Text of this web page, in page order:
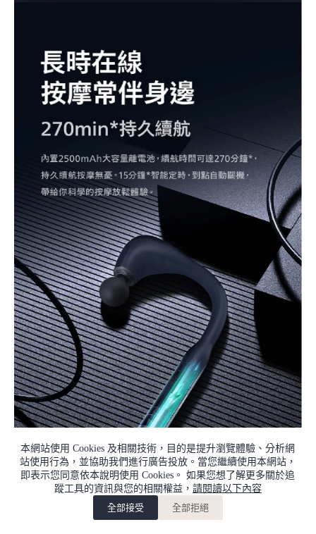
本網站使用 Cookies 及相關技術，目的是提升瀏覽體驗、分析網
站使用行為，並協助我們進行廣告投放。當您繼續使用本網站，
即表示您同意依本說明使用 Cookies。 如果您想了解更多關於追
蹤工具的資訊與您的相關權益， 請閱讀以下內容
全部接受
全部拒絕
加入購物車